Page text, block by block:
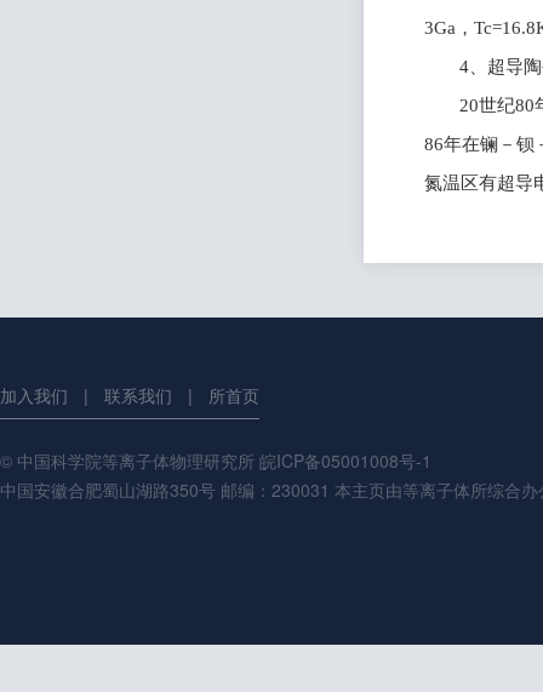
3Ga ，
4 、超导
20世纪80
86年在镧－钡
氮温区有超导
加入我们 | 联系我们 | 所首页
© 中国科学院等离子体物理研究所 皖ICP备05001008号-1
中国安徽合肥蜀山湖路350号 邮编：230031 本主页由等离子体所综合